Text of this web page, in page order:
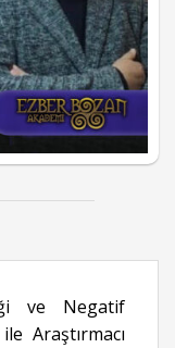
ve Negatif
Araştırmacı